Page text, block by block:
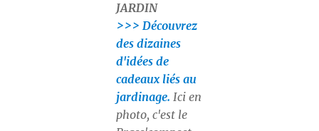
JARDIN
>>> Découvrez
des dizaines
d'idées de
cadeaux liés au
jardinage. Ici en
photo, c'est le